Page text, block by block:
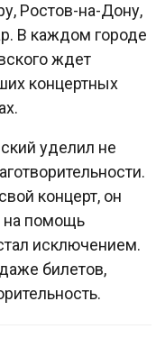
Ростов-на-Дону,
В каждом городе
ждет
концертных
уделил не
концерт, он
на помощь
исключением.
билетов,